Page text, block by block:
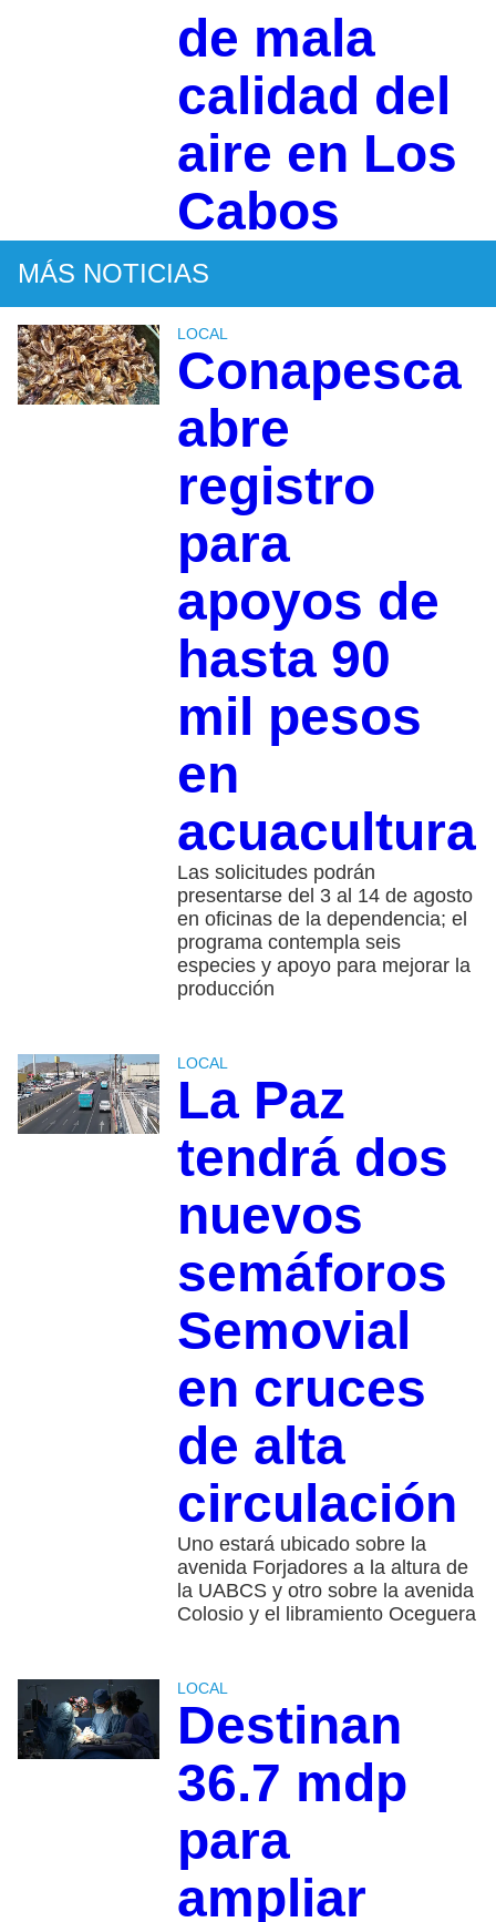
de mala
calidad del
aire en Los
Cabos
MÁS NOTICIAS
LOCAL
Conapesca
abre
registro
para
apoyos de
hasta 90
mil pesos
en
acuacultura
Las solicitudes podrán
presentarse del 3 al 14 de agosto
en oficinas de la dependencia; el
programa contempla seis
especies y apoyo para mejorar la
producción
LOCAL
La Paz
tendrá dos
nuevos
semáforos
Semovial
en cruces
de alta
circulación
Uno estará ubicado sobre la
avenida Forjadores a la altura de
la UABCS y otro sobre la avenida
Colosio y el libramiento Oceguera
LOCAL
Destinan
36.7 mdp
para
ampliar